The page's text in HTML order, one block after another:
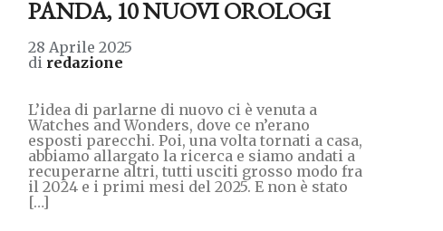
PANDA, 10 NUOVI OROLOGI
28 Aprile 2025
di redazione
L’idea di parlarne di nuovo ci è venuta a
Watches and Wonders, dove ce n’erano
esposti parecchi. Poi, una volta tornati a casa,
abbiamo allargato la ricerca e siamo andati a
recuperarne altri, tutti usciti grosso modo fra
il 2024 e i primi mesi del 2025. E non è stato
[…]